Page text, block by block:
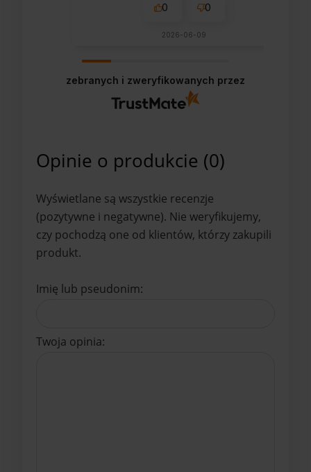
0 0
2026-06-09
zebranych i zweryfikowanych przez
Opinie o produkcie (0)
Wyświetlane są wszystkie recenzje
(pozytywne i negatywne). Nie weryfikujemy,
czy pochodzą one od klientów, którzy zakupili
produkt.
Imię lub pseudonim:
Twoja opinia: